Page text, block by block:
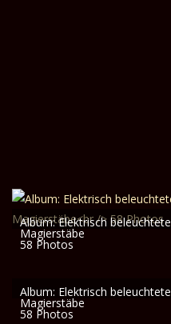
Album: Elektrisch beleuchtete
Magierstäbe
58 Photos
Album: Elektrisch beleuchtete
Magierstäbe
58 Photos